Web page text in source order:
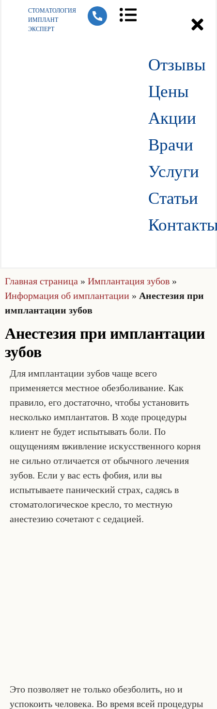
СТОМАТОЛОГИЯ
ИМПЛАНТ
ЭКСПЕРТ
Отзывы
Цены
Акции
Врачи
Услуги
Статьи
Главная страница » Имплантация зубов »
Информация об имплантации » Анестезия при
имплантации зубов
Анестезия при имплантации
зубов
Для имплантации зубов чаще всего
применяется местное обезболивание. Как
правило, его достаточно, чтобы установить
несколько имплантатов. В ходе процедуры
клиент не будет испытывать боли. По
ощущениям вживление искусственного корня
не сильно отличается от обычного лечения
зубов. Если у вас есть фобия, или вы
испытываете панический страх, садясь в
стоматологическое кресло, то местную
анестезию сочетают с седацией.
Это позволяет не только обезболить, но и
успокоить человека. Во время всей процедуры